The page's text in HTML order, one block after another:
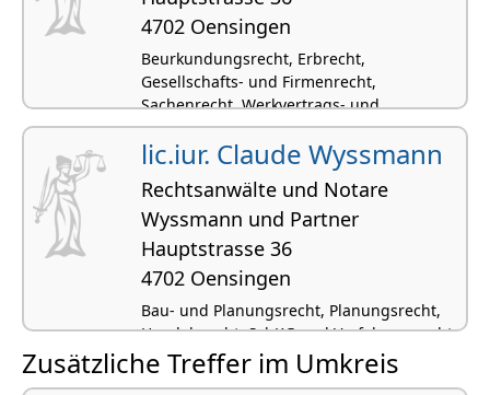
4702 Oensingen
Beurkundungsrecht, Erbrecht,
Gesellschafts- und Firmenrecht,
Sachenrecht, Werkvertrags- und
Auftragsrecht
lic.iur. Claude Wyssmann
Rechtsanwälte und Notare
Wyssmann und Partner
Hauptstrasse 36
4702 Oensingen
Bau- und Planungsrecht, Planungsrecht,
Handelsrecht, SchKG und Verfahrensrecht,
Strafrecht
Zusätzliche Treffer im Umkreis